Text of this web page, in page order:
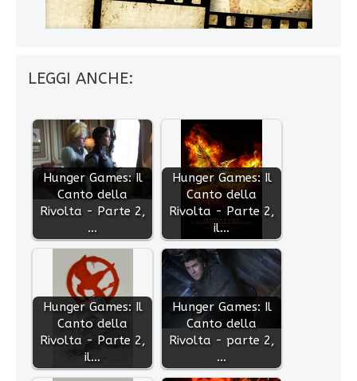
LEGGI ANCHE:
Hunger Games: Il
Canto della
Rivolta - Parte 2,
…
Hunger Games: Il
Canto della
Rivolta - Parte 2,
il…
Hunger Games: Il
Canto della
Rivolta - Parte 2,
il…
Hunger Games: Il
Canto della
Rivolta - parte 2,
…